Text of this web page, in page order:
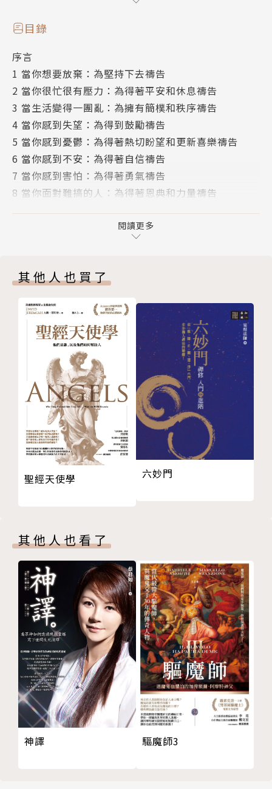
想要突破艱困，活出更好的生活，更剛強？起來，禱告
吧！目錄
序言
1 當你想要放棄：為堅持下去禱告
2 當你很忙很有壓力：為得著平安和休息禱告
3 當生活變得一團亂：為擁有簡樸和秩序禱告
4 當你感到失望：為得到鼓勵禱告
5 當你感到憂鬱：為得著熱切盼望和更新喜樂禱告
6 當你感到不安：為得著自信禱告
7 當你感到害怕：為得著勇氣禱告
8 當你面對難搞的人：為得著恩典和力量禱告
10 當你覺得無趣：為找到意義和目標禱告
11 當你犯下錯誤：為得著饒恕禱告
13 當你無法突破惡習或癮頭：為得著能力克服禱告
15 當你難以等候：為得著耐心和毅禱告
16 當你與神相隔遙遠：為與祂更靠禱告
17 當你的健康出了狀況：為得著醫治禱告
18 當你面臨工作/事業難關：為尋求指引禱告
19 當你遇到關係的挑戰：為得著智慧面對禱告
20 當你面對金錢上的問題：為得著財務協助禱告
21 當情況一帆風順：為在得勝與成功中持守信心禱告
附註
版權頁
閱讀更多
其他人也買了
聖經天使學 六妙門
其他人也看了
神譯 驅魔師3